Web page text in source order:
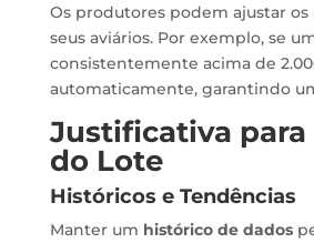
Os produtores podem ajustar
seus aviários. Por exemplo, se
consistentemente acima de
automaticamente, garantindo
Justificativa
do Lote
Históricos e Tendências
Manter um histórico de dados